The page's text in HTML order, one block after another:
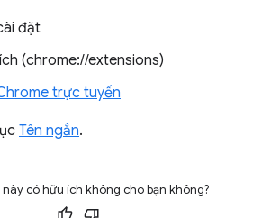
đặt
(chrome://extensions)
trực tuyến
Tên ngắn.
có hữu ích không cho bạn không?